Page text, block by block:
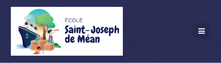
Skip
content